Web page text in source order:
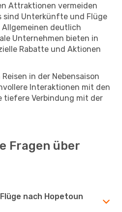
Attraktionen vermeiden
sind Unterkünfte und Flüge
deutlich
Unternehmen bieten in
Rabatte und Aktionen
in der Nebensaison
Interaktionen mit den
tiefere Verbindung mit der
Fragen über
nach Hopetoun